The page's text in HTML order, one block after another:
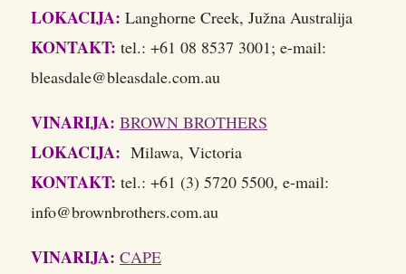
LOKACIJA: Langhorne Creek, Južna Australija
KONTAKT: tel.: +61 08 8537 3001; e-mail:
bleasdale@bleasdale.com.au
VINARIJA: BROWN BROTHERS
LOKACIJA: Milawa, Victoria
KONTAKT: tel.: +61 (3) 5720 5500, e-mail:
info@brownbrothers.com.au
VINARIJA: CAPE